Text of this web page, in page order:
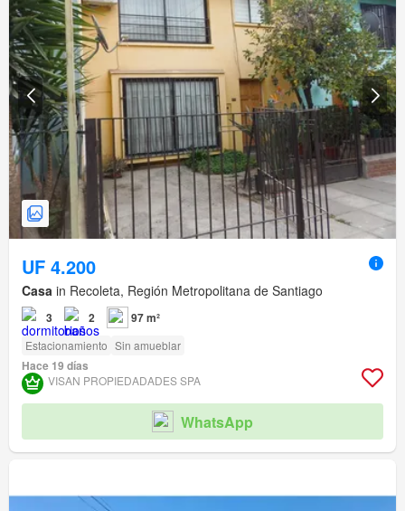
UF 4.200
Casa in Recoleta, Región Metropolitana de Santiago
3 2 97 m²
Estacionamiento Sin amueblar
Hace 19 días
VISAN PROPIEDADADES SPA
WhatsApp